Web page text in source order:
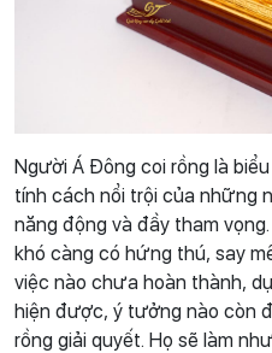
Người Á Đông coi rồng là
tính cách nổi trội của những
năng động và đầy tham
khó càng có hứng thú, say
việc nào chưa hoàn thành,
hiện được, ý tưởng nào còn
rồng giải quyết. Họ sẽ làm